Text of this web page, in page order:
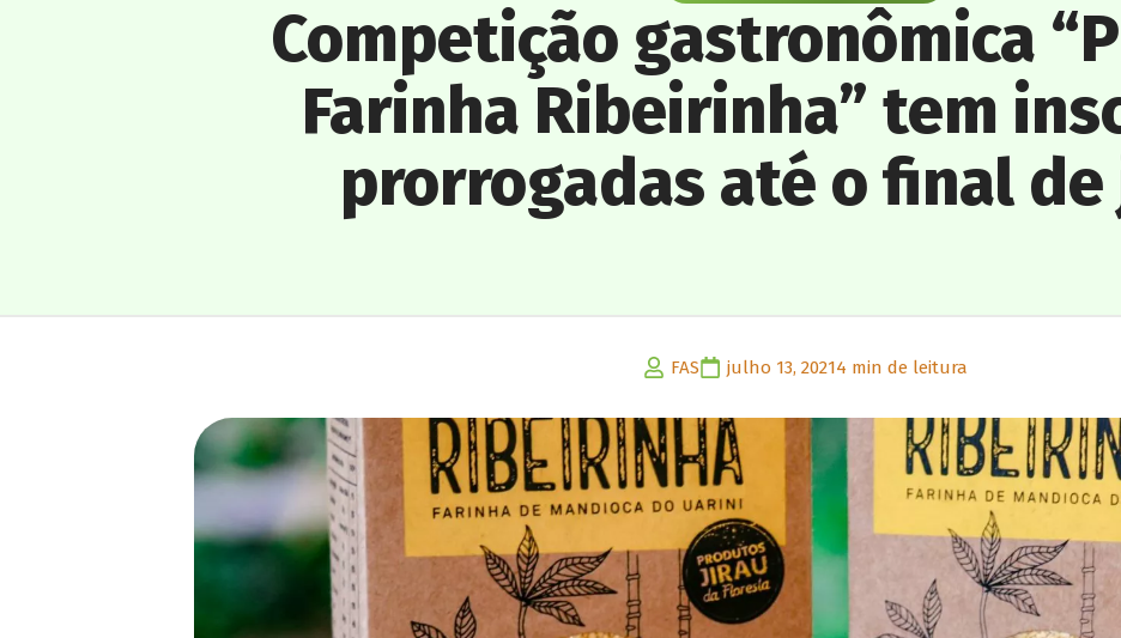
Competição gastronômica
Farinha Ribeirinha” tem
prorrogadas até o final
FAS julho 13, 20214 min de leitura